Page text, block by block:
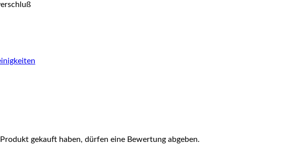
gekauft haben, dürfen eine Bewertung abgeben.